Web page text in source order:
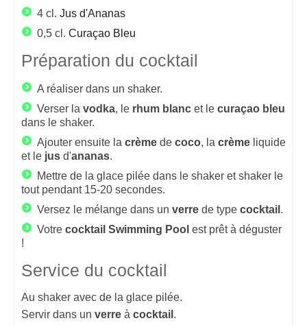
4 cl. Jus d'Ananas
0,5 cl. Curaçao Bleu
Préparation du cocktail
A réaliser dans un shaker.
Verser la vodka, le rhum blanc et le curaçao bleu
dans le shaker.
Ajouter ensuite la crème de coco, la crème liquide
et le jus d'ananas.
Mettre de la glace pilée dans le shaker et shaker le
tout pendant 15-20 secondes.
Versez le mélange dans un verre de type cocktail .
Votre cocktail Swimming Pool est prêt à déguster
!
Service du cocktail
Au shaker avec de la glace pilée.
Servir dans un verre à cocktail .